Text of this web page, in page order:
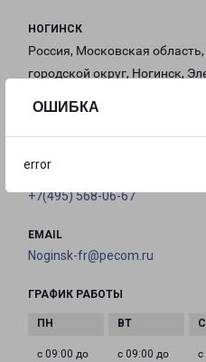
ОШИБКА
error
НОГИНСК
Россия, Московская
городской округ, Ногинск,
на карте
+7(495) 568-06-67
EMAIL
Noginsk-fr@pecom.ru
ГРАФИК РАБОТЫ
с 09:00 до
с 09:00 до
с